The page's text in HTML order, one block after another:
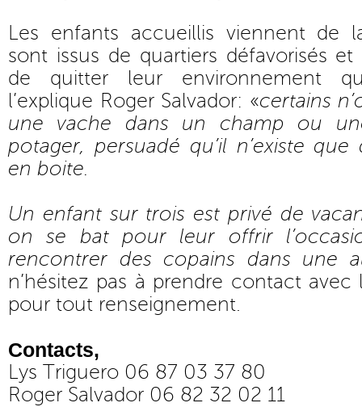
Les enfants accueillis viennent de
sont issus de quartiers défavorisés et
de quitter leur environnement
l’explique Roger Salvador: «certains
une vache dans un champ ou
potager, persuadé qu’il n’existe
en boite.
Un enfant sur trois est privé de
on se bat pour leur offrir
rencontrer des copains dans une
n’hésitez pas à prendre contact
pour tout renseignement.
Contacts,
Lys Triguero 06 87 03 37 80
Roger Salvador 06 82 32 02 11